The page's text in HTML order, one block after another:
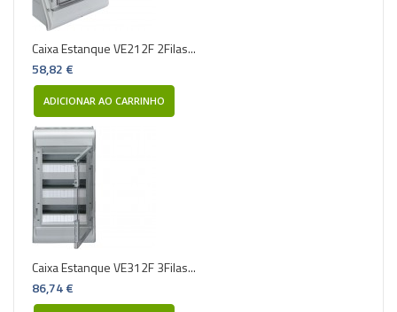
Caixa Estanque VE212F 2Filas...
58,82 €
ADICIONAR AO CARRINHO
Caixa Estanque VE312F 3Filas...
86,74 €